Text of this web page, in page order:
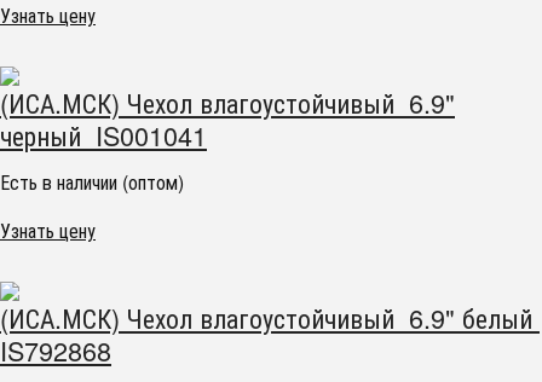
Узнать цену
(ИСА.МСК) Чехол влагоустойчивый 6.9"
черный IS001041
Есть в наличии (оптом)
Узнать цену
(ИСА.МСК) Чехол влагоустойчивый 6.9" белый
IS792868